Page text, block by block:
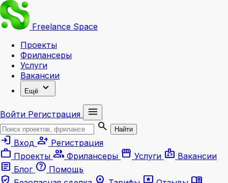
Freelance Space
Проекты
Фрилансеры
Услуги
Вакансии
Ещё expand_more
Войти Регистрация
menu
search
Найти
login Вход person_add Регистрация
work Проекты group Фрилансеры storefront Услуги badge Вакансии
article Блог help Помощь
verified_user workspace_premium reviews menu_book